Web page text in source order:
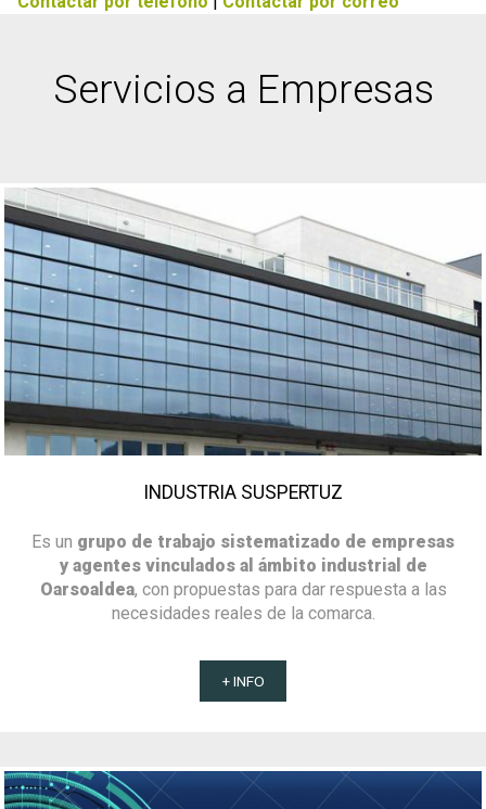
Servicios a Empresas
INDUSTRIA SUSPERTUZ
Es un grupo de trabajo sistematizado de empresas
y agentes vinculados al ámbito industrial de
Oarsoaldea, con propuestas para dar respuesta a las
necesidades reales de la comarca.
+ INFO